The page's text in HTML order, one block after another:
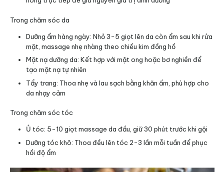
Trong chăm sóc da
Dưỡng ẩm hàng ngày: Nhỏ 3-5 giọt lên da còn ẩm sau khi rửa
mặt, massage nhẹ nhàng theo chiều kim đồng hồ
Mặt nạ dưỡng da: Kết hợp với mật ong hoặc bơ nghiền để
tạo mặt nạ tự nhiên
Tẩy trang: Thoa nhẹ và lau sạch bằng khăn ấm, phù hợp cho
da nhạy cảm
Trong chăm sóc tóc
Ủ tóc: 5-10 giọt massage da đầu, giữ 30 phút trước khi gội
Dưỡng tóc khô: Thoa đều lên tóc 2-3 lần mỗi tuần để phục
hồi độ ẩm​